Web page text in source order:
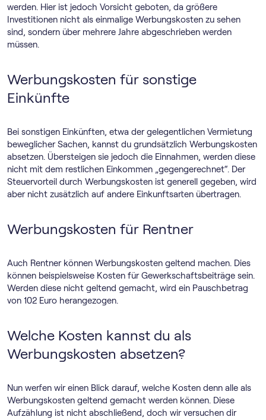
werden. Hier ist jedoch Vorsicht geboten, da größere
Investitionen nicht als einmalige Werbungskosten zu sehen
sind, sondern über mehrere Jahre abgeschrieben werden
müssen.
Werbungskosten für sonstige
Einkünfte
Bei sonstigen Einkünften, etwa der gelegentlichen Vermietung
beweglicher Sachen, kannst du grundsätzlich Werbungskosten
absetzen. Übersteigen sie jedoch die Einnahmen, werden diese
nicht mit dem restlichen Einkommen „gegengerechnet“. Der
Steuervorteil durch Werbungskosten ist generell gegeben, wird
aber nicht zusätzlich auf andere Einkunftsarten übertragen.
Werbungskosten für Rentner
Auch Rentner können Werbungskosten geltend machen. Dies
können beispielsweise Kosten für Gewerkschaftsbeiträge sein.
Werden diese nicht geltend gemacht, wird ein Pauschbetrag
von 102 Euro herangezogen.
Welche Kosten kannst du als
Werbungskosten absetzen?
Nun werfen wir einen Blick darauf, welche Kosten denn alle als
Werbungskosten geltend gemacht werden können. Diese
Aufzählung ist nicht abschließend, doch wir versuchen dir